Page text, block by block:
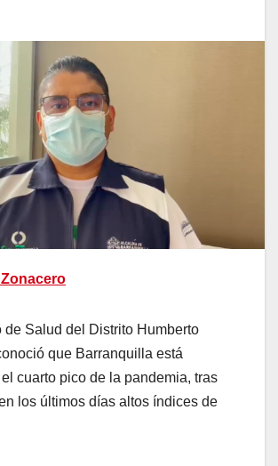
de Salud del Distrito Humberto
que Barranquilla está
cuarto pico de la pandemia, tras
los últimos días altos índices de